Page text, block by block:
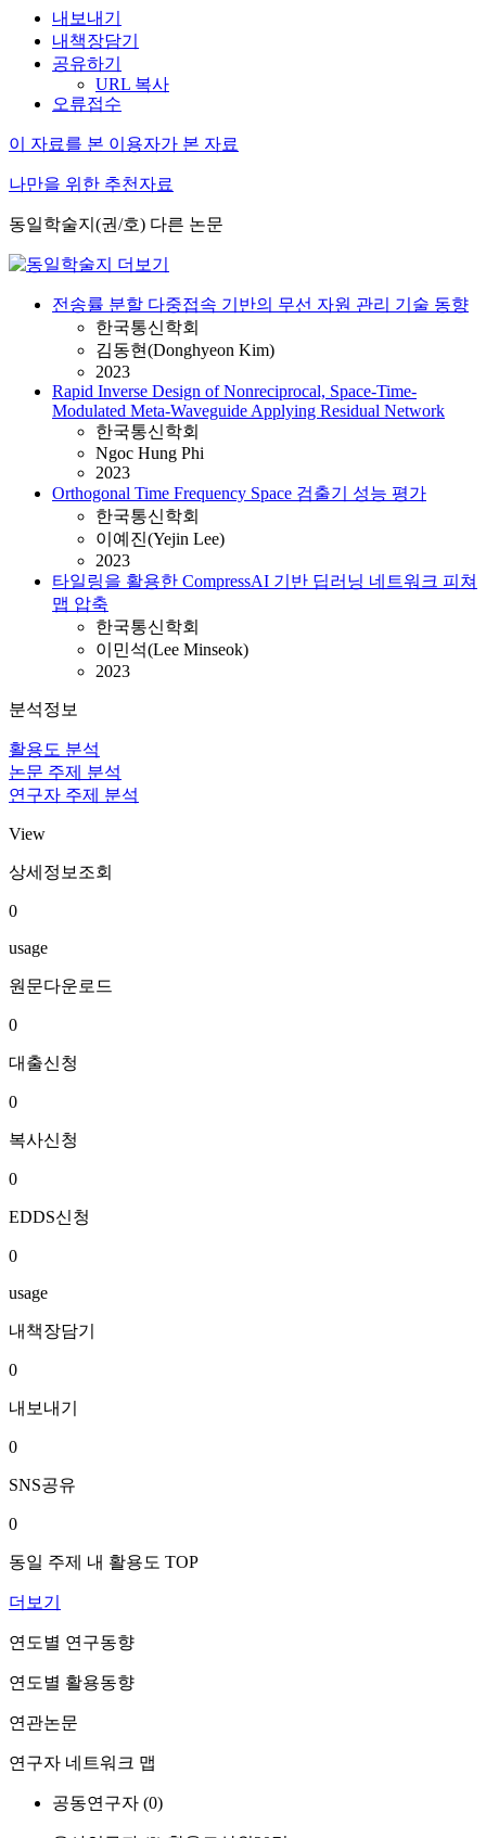
내보내기
내책장담기
공유하기
URL 복사
오류접수
이 자료를 본 이용자가 본 자료
나만을 위한 추천자료
동일학술지(권/호) 다른 논문
전송률 분할 다중접속 기반의 무선 자원 관리 기술 동향
한국통신학회
김동현(Donghyeon Kim)
2023
Rapid Inverse Design of Nonreciprocal, Space-Time-
Modulated Meta-Waveguide Applying Residual Network
한국통신학회
Ngoc Hung Phi
2023
Orthogonal Time Frequency Space 검출기 성능 평가
한국통신학회
이예진(Yejin Lee)
2023
타일링을 활용한 CompressAI 기반 딥러닝 네트워크 피쳐
맵 압축
한국통신학회
이민석(Lee Minseok)
2023
분석정보
활용도 분석
논문 주제 분석
연구자 주제 분석
View
상세정보조회
0
usage
원문다운로드
0
대출신청
0
복사신청
0
EDDS신청
0
usage
내책장담기
0
내보내기
0
SNS공유
0
동일 주제 내 활용도 TOP
더보기
연도별 연구동향
연도별 활용동향
연관논문
연구자 네트워크 맵
공동연구자 (0)